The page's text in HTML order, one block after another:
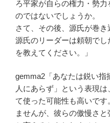
ろ平家が自らの権力・勢
のではないでしょうか。
さて、その後、源氏が巻き
源氏のリーダーは頼朝で
を教えてください。」
gemma2「あなたは鋭い
人にあらず」という表現
て使った可能性も高いで
ませんが、彼らの傲慢さ